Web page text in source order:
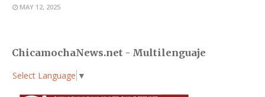
MAY 12, 2025
ChicamochaNews.net - Multilenguaje
Select Language ▼